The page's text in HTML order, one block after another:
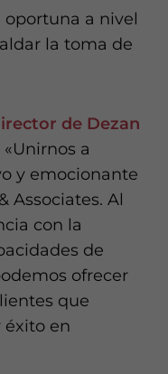
a nivel
la toma de
de Dezan
a
y emocionante
Associates. Al
con la
de
ofrecer
que
éxito en